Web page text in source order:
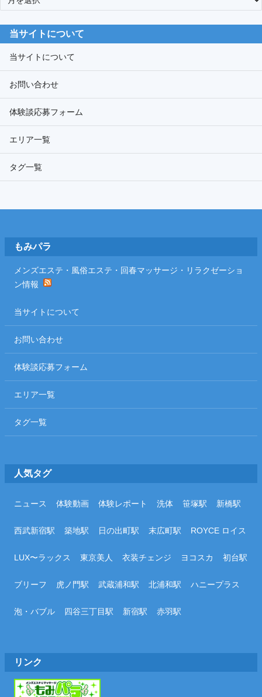
ー
カ
当サイトについて
当サイトについて
お問い合わせ
体験談応募フォーム
エリア一覧
タグ一覧
Footerもみパラ
メンズエステ・風俗エステ・回春マッサージ・リラクゼーショ
ン情報
当サイトについて
お問い合わせ
体験談応募フォーム
エリア一覧
タグ一覧
人気タグ
ニュース 体験動画 体験レポート 洗体 笹塚駅 新橋駅
西武新宿駅 築地駅 日の出町駅 末広町駅 ROYCE ロイス
LUX〜ラックス 東京美人 衣装チェンジ ヨコスカ 初台駅
ブリーフ 虎ノ門駅 武蔵浦和駅 北浦和駅 ハニープラス
泡・バブル 四谷三丁目駅 新宿駅 赤羽駅
リンク